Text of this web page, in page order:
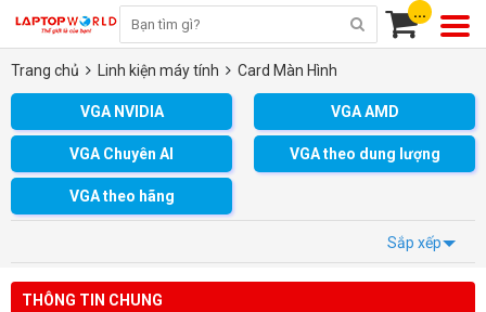
...
Trang chủ Linh kiện máy tính Card Màn Hình
VGA NVIDIA VGA AMD
VGA Chuyên AI VGA theo dung lượng
VGA theo hãng
Sắp xếp
THÔNG TIN CHUNG